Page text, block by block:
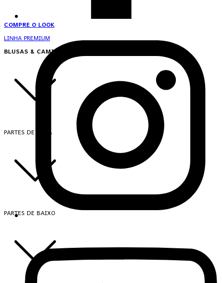
COMPRE O LOOK
LINHA PREMIUM
BLUSAS & CAMISAS
PARTES DE CIMA
PARTES DE BAIXO